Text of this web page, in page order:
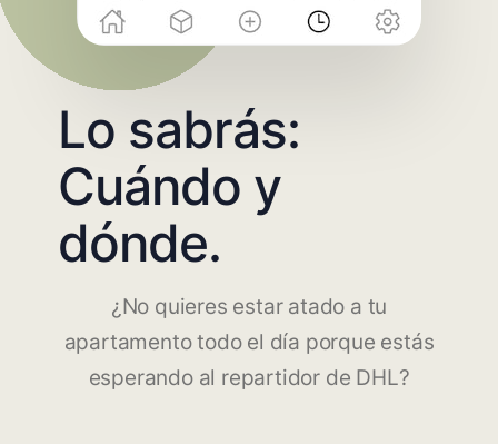
Lo sabrás:
Cuándo y
dónde.
¿No quieres estar atado a tu
apartamento todo el día porque estás
esperando al repartidor de DHL?